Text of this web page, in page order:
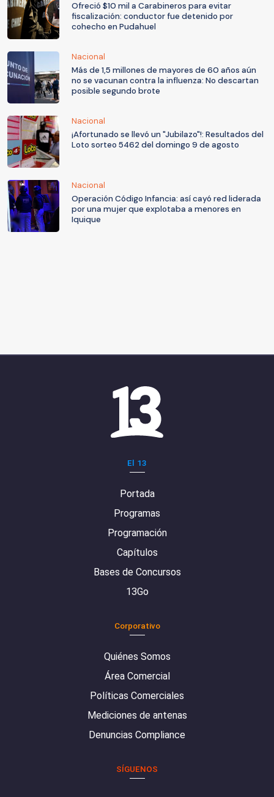
Ofreció $10 mil a Carabineros para evitar
fiscalización: conductor fue detenido por
cohecho en Pudahuel
Nacional
Más de 1,5 millones de mayores de 60 años aún
no se vacunan contra la influenza: No descartan
posible segundo brote
Nacional
¡Afortunado se llevó un "Jubilazo"!: Resultados del
Loto sorteo 5462 del domingo 9 de agosto
Nacional
Operación Código Infancia: así cayó red liderada
por una mujer que explotaba a menores en
Iquique
El 13
Portada
Programas
Programación
Capítulos
Bases de Concursos
13Go
Corporativo
Quiénes Somos
Área Comercial
Políticas Comerciales
Mediciones de antenas
Denuncias Compliance
SÍGUENOS